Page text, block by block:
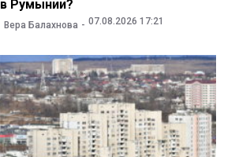
в Румынии?
Вера Балахнова 07.08.2026 17:21